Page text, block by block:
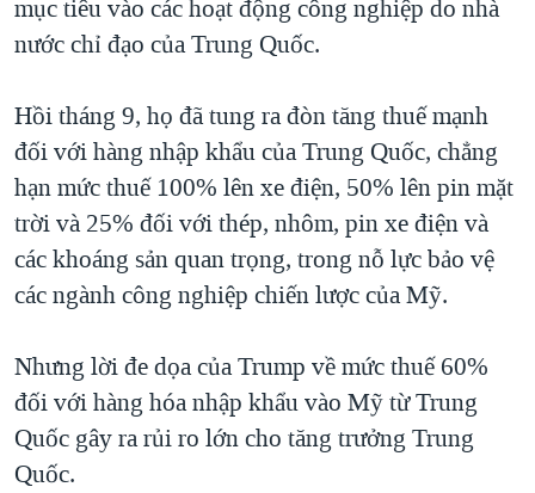
mục tiêu vào các hoạt động công nghiệp do nhà
nước chỉ đạo của Trung Quốc.
Hồi tháng 9, họ đã tung ra đòn tăng thuế mạnh
đối với hàng nhập khẩu của Trung Quốc, chẳng
hạn mức thuế 100% lên xe điện, 50% lên pin mặt
trời và 25% đối với thép, nhôm, pin xe điện và
các khoáng sản quan trọng, trong nỗ lực bảo vệ
các ngành công nghiệp chiến lược của Mỹ.
Nhưng lời đe dọa của Trump về mức thuế 60%
đối với hàng hóa nhập khẩu vào Mỹ từ Trung
Quốc gây ra rủi ro lớn cho tăng trưởng Trung
Quốc.